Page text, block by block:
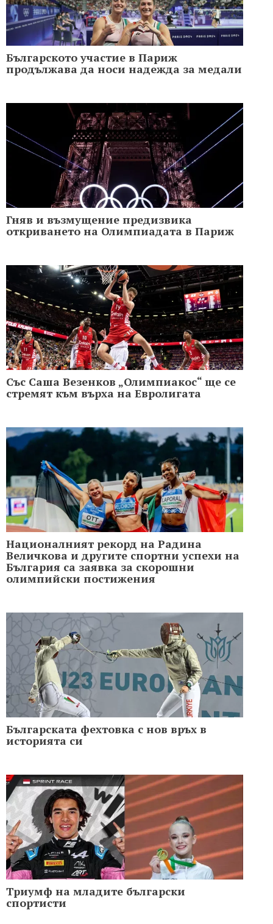
Българското участие в Париж
продължава да носи надежда за медали
Гняв и възмущение предизвика
откриването на Олимпиадата в Париж
Със Саша Везенков „Олимпиакос“ ще се
стремят към върха на Евролигата
Националният рекорд на Радина
Величкова и другите спортни успехи на
България са заявка за скорошни
олимпийски постижения
Българската фехтовка с нов връх в
историята си
Триумф на младите български
спортисти